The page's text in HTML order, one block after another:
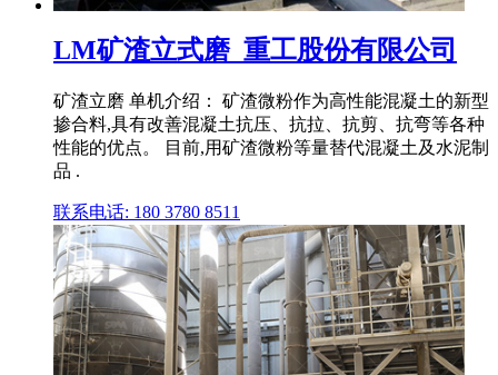
LM矿渣立式磨_重工股份有限公司
矿渣立磨 单机介绍： 矿渣微粉作为高性能混凝土的新型
掺合料,具有改善混凝土抗压、抗拉、抗剪、抗弯等各种
性能的优点。 目前,用矿渣微粉等量替代混凝土及水泥制
品 .
联系电话: 180 3780 8511